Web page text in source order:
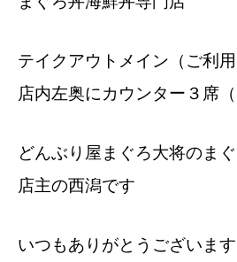
テイクアウトメイン（ご利
店内左奥にカウンター３席
どんぶり屋まぐろ大将のま
店主の西潟です
いつもありがとうございます